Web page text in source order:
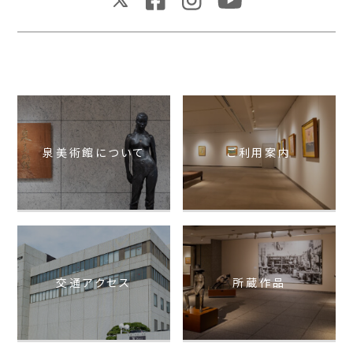
泉美術館について ご利用案内
交通アクセス 所蔵作品